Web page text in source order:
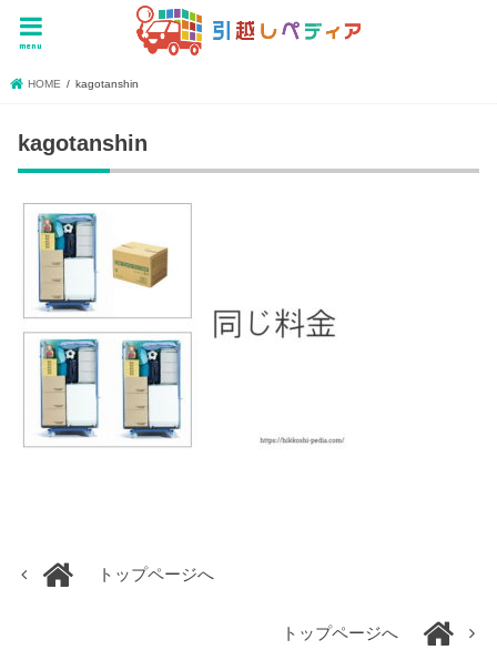
menu
HOME kagotanshin
kagotanshin
トップページへ
トップページへ